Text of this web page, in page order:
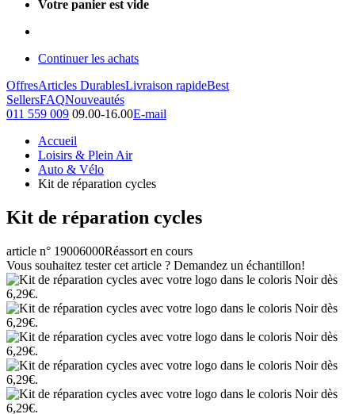
Votre panier est vide
Continuer les achats
OffresArticles DurablesLivraison rapideBest
SellersFAQNouveautés
011 559 009 09.00-16.00E-mail
Accueil
Loisirs & Plein Air
Auto & Vélo
Kit de réparation cycles
Kit de réparation cycles
article n° 19006000Réassort en cours
Vous souhaitez tester cet article ? Demandez un échantillon!